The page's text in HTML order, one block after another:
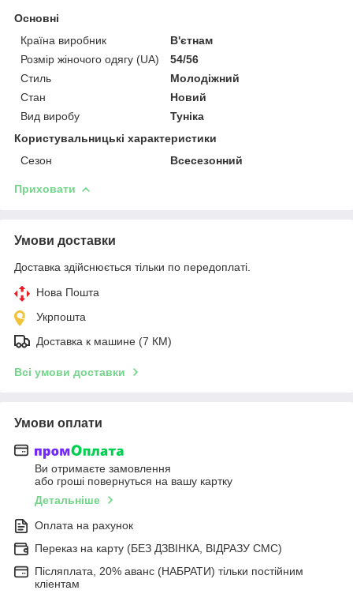
Основні
Країна виробник
В'єтнам
Розмір жіночого одягу (UA)
54/56
Стиль
Молодіжний
Стан
Новий
Вид виробу
Туніка
Користувальницькі характеристики
Сезон
Всесезонний
Приховати
Умови доставки
Доставка здійснюється тільки по передоплаті.
Нова Пошта
Укрпошта
Доставка к машине (7 КМ)
Всі умови доставки
Умови оплати
Ви отримаєте замовлення
або гроші повернуться на вашу картку
Детальніше
Оплата на рахунок
Переказ на карту (БЕЗ ДЗВІНКА, ВІДРАЗУ СМС)
Післяплата, 20% аванс (НАБРАТИ) тільки постійним
кліентам